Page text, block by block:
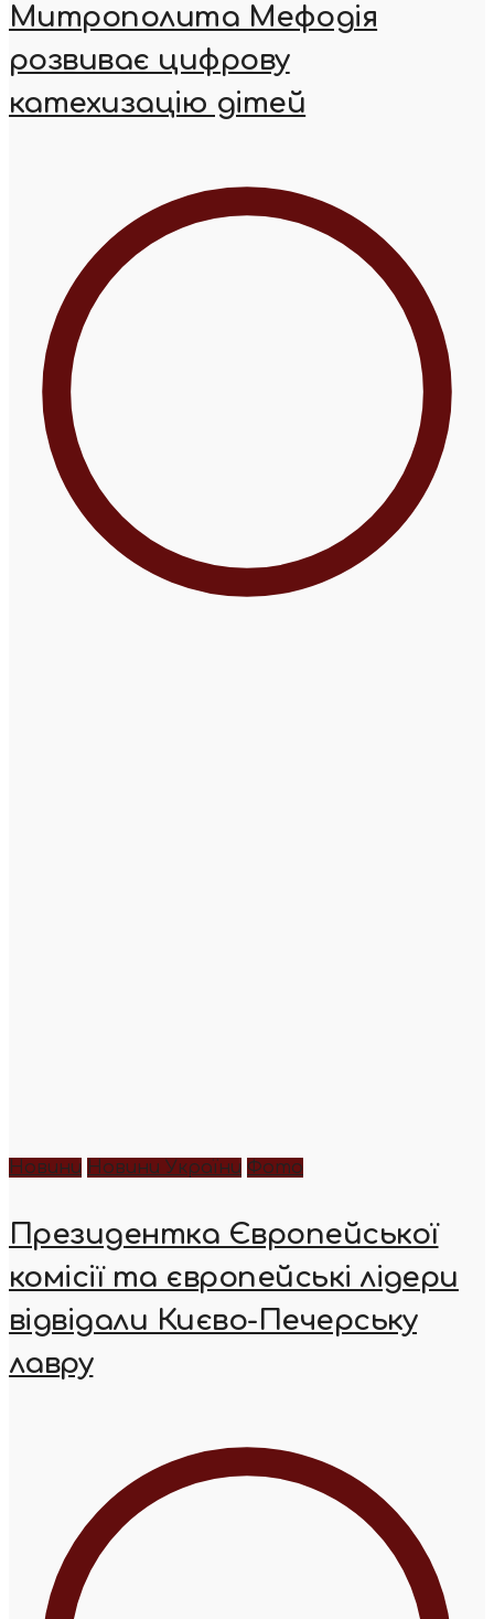
Митрополита Мефодія
розвиває цифрову
катехизацію дітей
Новини Новини України Фото
Президентка Європейської
комісії та європейські лідери
відвідали Києво-Печерську
лавру